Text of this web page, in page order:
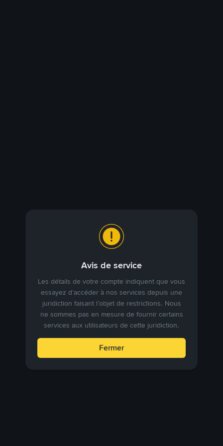
Avis de service
Les détails de votre compte indiquent que vous
essayez d’accéder à nos services depuis une
juridiction faisant l’objet de restrictions. Nous
ne sommes pas en mesure de fournir certains
services aux utilisateurs de cette juridiction.
Fermer